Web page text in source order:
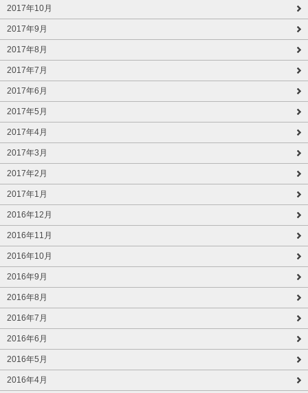
2017年10月
2017年9月
2017年8月
2017年7月
2017年6月
2017年5月
2017年4月
2017年3月
2017年2月
2017年1月
2016年12月
2016年11月
2016年10月
2016年9月
2016年8月
2016年7月
2016年6月
2016年5月
2016年4月